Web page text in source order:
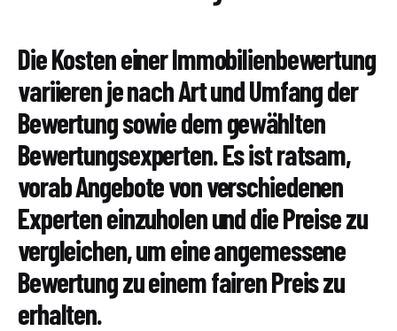
Die Kosten einer Immobilienbewertung
variieren je nach Art und Umfang der
Bewertung sowie dem gewählten
Bewertungsexperten. Es ist ratsam,
vorab Angebote von verschiedenen
Experten einzuholen und die Preise zu
vergleichen, um eine angemessene
Bewertung zu einem fairen Preis zu
erhalten.